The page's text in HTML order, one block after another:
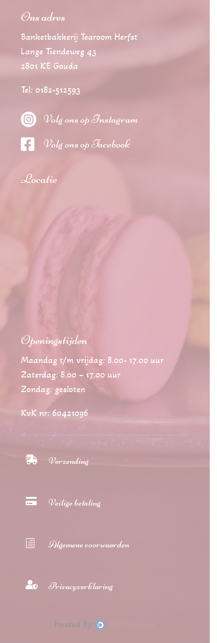
Ons adres
Banketbakkerij Tearoom Herfst
Lange Tiendeweg 43
2801 KE Gouda
Tel: 0182-512593
 Volg ons op Instagram
 Volg ons op Facebook
Locatie
Openingstijden
Maandag t/m vrijdag: 8.00- 17.00 uur
Zaterdag: 8.00 – 17.00 uur
Zondag: gesloten
KvK nr: 60421096
 Verzending
 Veilige betaling
h Algemene voorwaarden
 Privacyverklaring
Hosted By TRON Group